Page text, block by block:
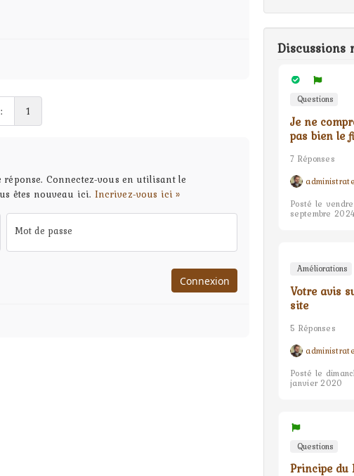
1
Connectez-vous en utilisant le
êtes nouveau ici. Incrivez-vous ici »
Mot de passe
Discussions
Questions
Je ne
pas bien le
7 Réponses
Posté le
septembre 2024
Améliorations
Votre avis
site
5 Réponses
Posté le
janvier 2020
Questions
Principe du